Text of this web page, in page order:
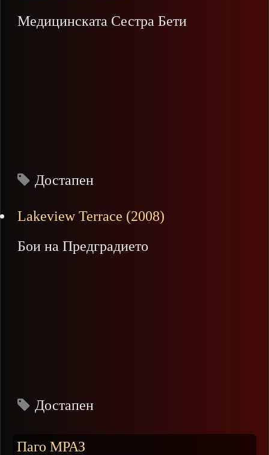
Медицинската Сестра Бети
Достапен
Lakeview Terrace (2008)
Бои на Предградието
Достапен
Паго МРАЗ